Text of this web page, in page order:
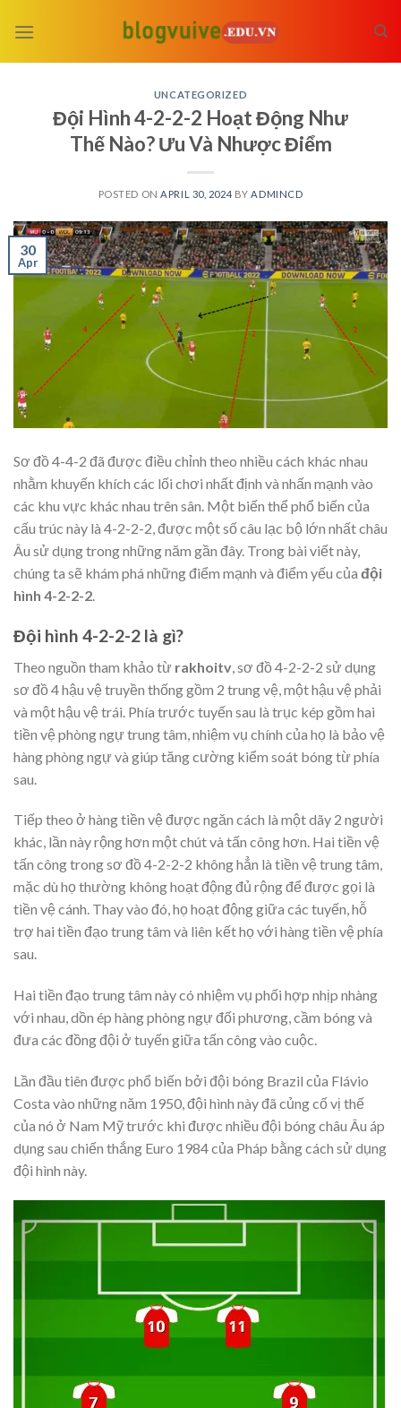
UNCATEGORIZED
Đội Hình 4-2-2-2 Hoạt Động Như
Thế Nào? Ưu Và Nhược Điểm
POSTED ON APRIL 30, 2024 BY ADMINCD
30
Apr
Sơ đồ 4-4-2 đã được điều chỉnh theo nhiều cách khác nhau
nhằm khuyến khích các lối chơi nhất định và nhấn mạnh vào
các khu vực khác nhau trên sân. Một biến thể phổ biến của
cấu trúc này là 4-2-2-2, được một số câu lạc bộ lớn nhất châu
Âu sử dụng trong những năm gần đây. Trong bài viết này,
chúng ta sẽ khám phá những điểm mạnh và điểm yếu của đội
hình 4-2-2-2.
Đội hình 4-2-2-2 là gì?
Theo nguồn tham khảo từ rakhoitv , sơ đồ 4-2-2-2 sử dụng
sơ đồ 4 hậu vệ truyền thống gồm 2 trung vệ, một hậu vệ phải
và một hậu vệ trái. Phía trước tuyến sau là trục kép gồm hai
tiền vệ phòng ngự trung tâm, nhiệm vụ chính của họ là bảo vệ
hàng phòng ngự và giúp tăng cường kiểm soát bóng từ phía
sau.
Tiếp theo ở hàng tiền vệ được ngăn cách là một dãy 2 người
khác, lần này rộng hơn một chút và tấn công hơn. Hai tiền vệ
tấn công trong sơ đồ 4-2-2-2 không hẳn là tiền vệ trung tâm,
mặc dù họ thường không hoạt động đủ rộng để được gọi là
tiền vệ cánh. Thay vào đó, họ hoạt động giữa các tuyến, hỗ
trợ hai tiền đạo trung tâm và liên kết họ với hàng tiền vệ phía
sau.
Hai tiền đạo trung tâm này có nhiệm vụ phối hợp nhịp nhàng
với nhau, dồn ép hàng phòng ngự đối phương, cầm bóng và
đưa các đồng đội ở tuyến giữa tấn công vào cuộc.
Lần đầu tiên được phổ biến bởi đội bóng Brazil của Flávio
Costa vào những năm 1950, đội hình này đã củng cố vị thế
của nó ở Nam Mỹ trước khi được nhiều đội bóng châu Âu áp
dụng sau chiến thắng Euro 1984 của Pháp bằng cách sử dụng
đội hình này.